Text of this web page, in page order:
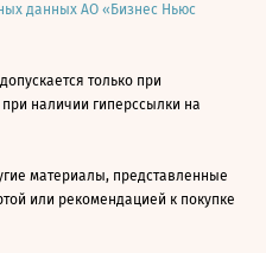
данных АО «Бизнес Ньюс
только при
при наличии гиперссылки на
материалы, представленные
или рекомендацией к покупке